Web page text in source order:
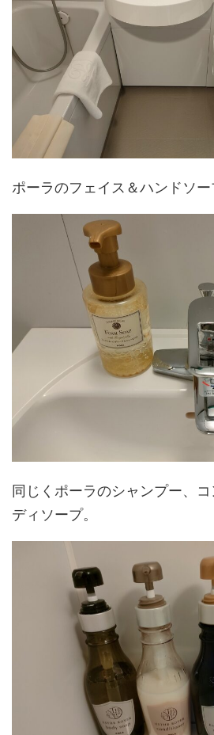
ポーラのフェイス＆ハンドソー
同じくポーラのシャンプー、
ディソープ。